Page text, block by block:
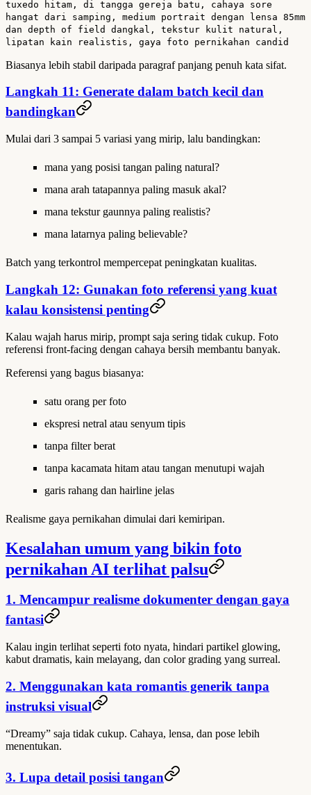
tuxedo hitam, di tangga gereja batu, cahaya sore
hangat dari samping, medium portrait dengan lensa 85mm
dan depth of field dangkal, tekstur kulit natural,
lipatan kain realistis, gaya foto pernikahan candid
Biasanya lebih stabil daripada paragraf panjang penuh kata sifat.
Langkah 11: Generate dalam batch kecil dan
bandingkan
Mulai dari 3 sampai 5 variasi yang mirip, lalu bandingkan:
mana yang posisi tangan paling natural?
mana arah tatapannya paling masuk akal?
mana tekstur gaunnya paling realistis?
mana latarnya paling believable?
Batch yang terkontrol mempercepat peningkatan kualitas.
Langkah 12: Gunakan foto referensi yang kuat
kalau konsistensi penting
Kalau wajah harus mirip, prompt saja sering tidak cukup. Foto
referensi front-facing dengan cahaya bersih membantu banyak.
Referensi yang bagus biasanya:
satu orang per foto
ekspresi netral atau senyum tipis
tanpa filter berat
tanpa kacamata hitam atau tangan menutupi wajah
garis rahang dan hairline jelas
Realisme gaya pernikahan dimulai dari kemiripan.
Kesalahan umum yang bikin foto
pernikahan AI terlihat palsu
1. Mencampur realisme dokumenter dengan gaya
fantasi
Kalau ingin terlihat seperti foto nyata, hindari partikel glowing,
kabut dramatis, kain melayang, dan color grading yang surreal.
2. Menggunakan kata romantis generik tanpa
instruksi visual
“Dreamy” saja tidak cukup. Cahaya, lensa, dan pose lebih
menentukan.
3. Lupa detail posisi tangan